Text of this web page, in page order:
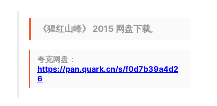
《猩红山峰》 2015 网盘下载,
夸克网盘：
https://pan.quark.cn/s/f0d7b39a4d2
6